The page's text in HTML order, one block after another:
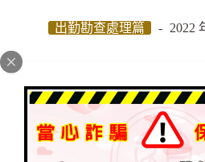
出勤勘查處理篇 2022
加入為 Google 偏好來源
員工介紹老闆來本宮請示師父，
出狀況，肝硬化第二期、身體狀